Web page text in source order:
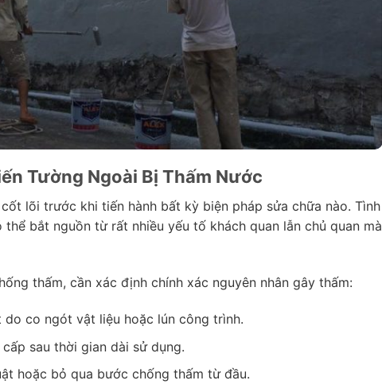
Tường Ngoài Bị Thấm Nước
cốt lõi trước khi tiến hành bất kỳ biện pháp sửa chữa nào. Tình
bắt nguồn từ rất nhiều yếu tố khách quan lẫn chủ quan mà
thấm, cần xác định chính xác nguyên nhân gây thấm:
co ngót vật liệu hoặc lún công trình.
sau thời gian dài sử dụng.
hoặc bỏ qua bước chống thấm từ đầu.